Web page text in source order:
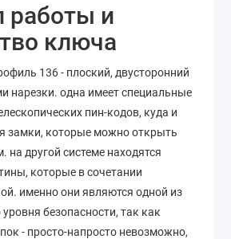
работы и
ключа
136 - плоский, двусторонний
нарезки. одна имеет специальные
пин-кодов, куда и
замки, которые можно открыть
на другой системе находятся
которые в сочетании
именно они являются одной из
безопасности, так как
- просто-напросто невозможно,